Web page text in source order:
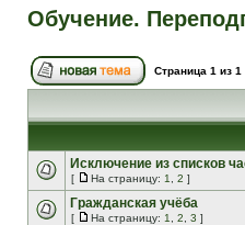
Обучение.
Страница 1 из 1
Исключение из списков
[ На страницу: 1 2 ]
Гражданская учёба
[ На страницу: 1 2 3 ]